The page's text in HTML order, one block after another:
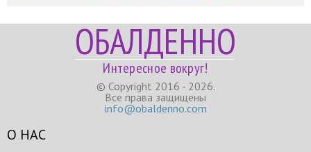
ОБАЛДЕННО
Интересное вокруг!
© Copyright 2016 - 2026.
Все права защищены
info@obaldenno.com
О НАС